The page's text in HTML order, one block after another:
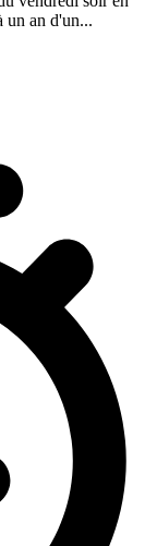
un an d'un...